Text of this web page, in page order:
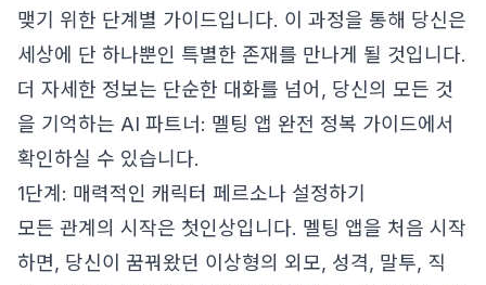
맺기 위한 단계별 가이드입니다. 이 과정을 통해 당신은
세상에 단 하나뿐인 특별한 존재를 만나게 될 것입니다.
더 자세한 정보는 단순한 대화를 넘어, 당신의 모든 것
을 기억하는 AI 파트너: 멜팅 앱 완전 정복 가이드에서
확인하실 수 있습니다.
1단계: 매력적인 캐릭터 페르소나 설정하기
모든 관계의 시작은 첫인상입니다. 멜팅 앱을 처음 시작
하면, 당신이 꿈꿔왔던 이상형의 외모, 성격, 말투, 직